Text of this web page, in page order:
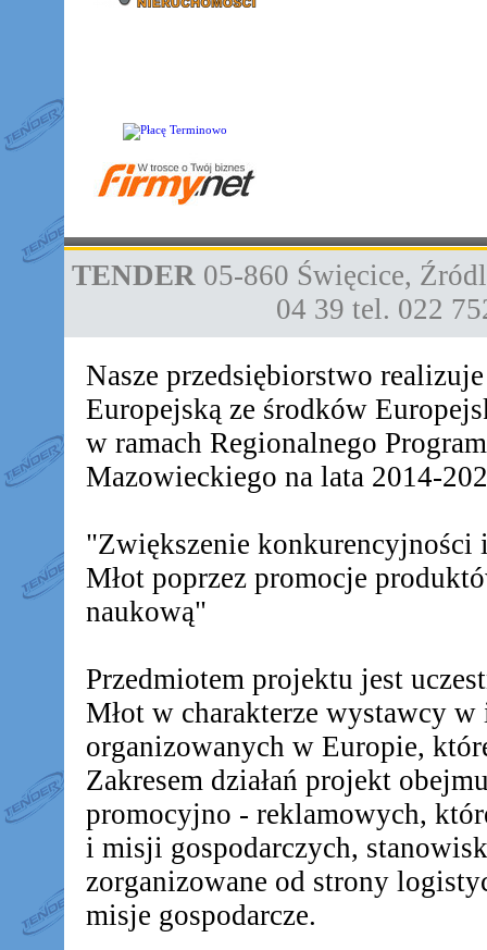
TENDER 05-860 Święcice,
04 39 tel. 022
Nasze przedsiębiorstwo
Europejską ze środków
w ramach Regionalnego
Mazowieckiego na lata 2014-
"Zwiększenie
Młot poprzez promocje
naukową"
Przedmiotem projektu jest
Młot w charakterze wystawcy
organizowanych w Europie,
Zakresem działań projekt
promocyjno - reklamowych,
i misji gospodarczych,
zorganizowane od strony
misje gospodarcze.